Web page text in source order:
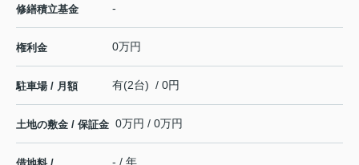
修繕積立基金 -
権利金 0万円
駐車場 / 月額 有(2台) / 0円
土地の敷金 / 保証金 0万円 / 0万円
- / 年